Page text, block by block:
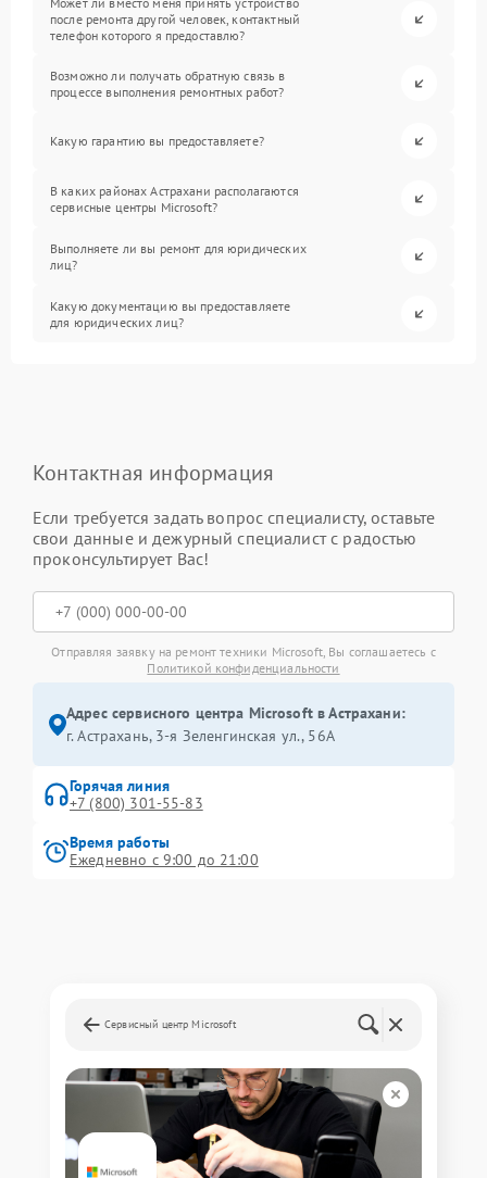
после ремонта другой человек, контактный
телефон которого я предоставлю?
Возможно ли получать обратную связь в
процессе выполнения ремонтных работ?
Какую гарантию вы предоставляете?
В каких районах Астрахани располагаются
сервисные центры Microsoft?
Выполняете ли вы ремонт для юридических
лиц?
Какую документацию вы предоставляете
для юридических лиц?
Контактная информация
Если требуется задать вопрос специалисту, оставьте
свои данные и дежурный специалист с радостью
проконсультирует Вас!
Отправляя заявку на ремонт техники Microsoft, Вы соглашаетесь с
Политикой конфиденциальности
Адрес сервисного центра Microsoft в Астрахани:
г. Астрахань, 3-я Зеленгинская ул., 56А
Горячая линия
+7 (800) 301-55-83
Время работы
Ежедневно с 9:00 до 21:00
Сервисный центр Microsoft